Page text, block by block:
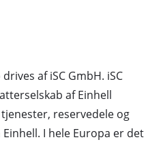
af iSC GmbH. iSC
af Einhell
reservedele og
I hele Europa er det